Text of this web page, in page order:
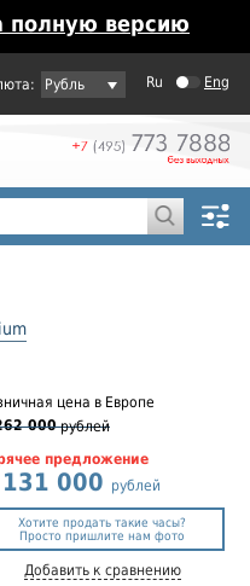
полную версию
Рубль Ru Eng
цена в Европе
000 рублей
предложение
000 рублей
Хотите продать такие часы?
Просто пришлите нам фото
Добавить к сравнению